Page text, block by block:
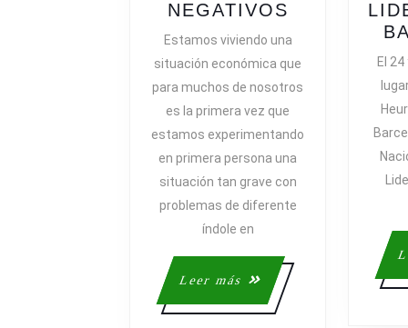
NEGATIVOS
TIEMPO
CON
NEGATIVOS
Estamos viviendo una
situación económica que
para muchos de nosotros
es la primera vez que
estamos experimentando
en primera persona una
situación tan grave con
problemas de diferente
índole en
Leer más
Leer
más
El